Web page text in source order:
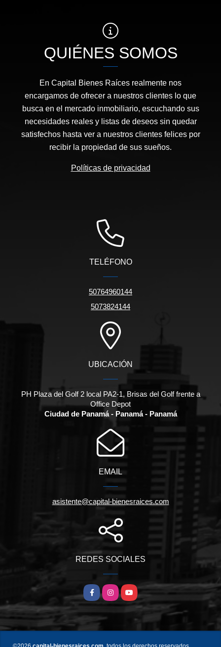
QUIÉNES SOMOS
En Capital Bienes Raíces realmente nos
encargamos de ofrecer a nuestros clientes lo que
busca en el mercado inmobiliario, escuchando sus
necesidades reales y listas de deseos sin quedar
satisfechos hasta ver a nuestros clientes felices por
recibir la propiedad de sus sueños.
Políticas de privacidad
TELÉFONO
50764960144
5073824144
UBICACIÓN
PH Plaza del Golf 2 local PA2-1, Brisas del Golf frente a
Office Depot
Ciudad de Panamá - Panamá - Panamá
EMAIL
asistente@capital-bienesraices.com
REDES SOCIALES
FacebookInstagramYouTube